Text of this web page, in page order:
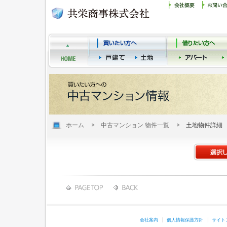
ホーム 中古マンション 物件一覧 土地物件詳細
会社案内 個人情報保護方針 サイト